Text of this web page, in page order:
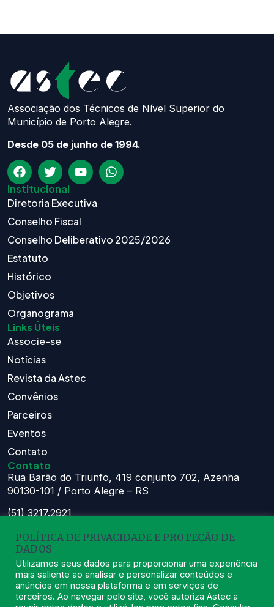
Associação dos Técnicos de Nível Superior do
Município de Porto Alegre.
Desde 05 de junho de 1994.
Institucional
Diretoria Executiva
Conselho Fiscal
Conselho Deliberativo 2025/2026
Estatuto
Histórico
Objetivos
Organograma
Links Úteis
Associe-se
Notícias
Revista da Astec
Convênios
Parceiros
Eventos
Contato
Contato
Rua Barão do Triunfo, 419 conjunto 702, Azenha
90130-101 / Porto Alegre – RS
(51) 3217.2921
Atendimento:
Seg à Sex das 8h – 11:30h e 13h – 16:30h
astec@astecpmpa.com.br
POLÍTICA DE PRIVACIDADE E PROTEÇÃO DE
DADOS
Utilizamos seus dados para proporcionar uma experiência
mais saliente ao analisar e personalizar conteúdos e
anúncios em nossa plataforma e em serviços de
terceiros. Ao navegar pelo site, você autoriza Astec a